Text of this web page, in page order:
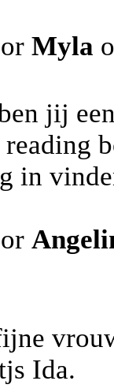
Myla
jij
in
Ida.